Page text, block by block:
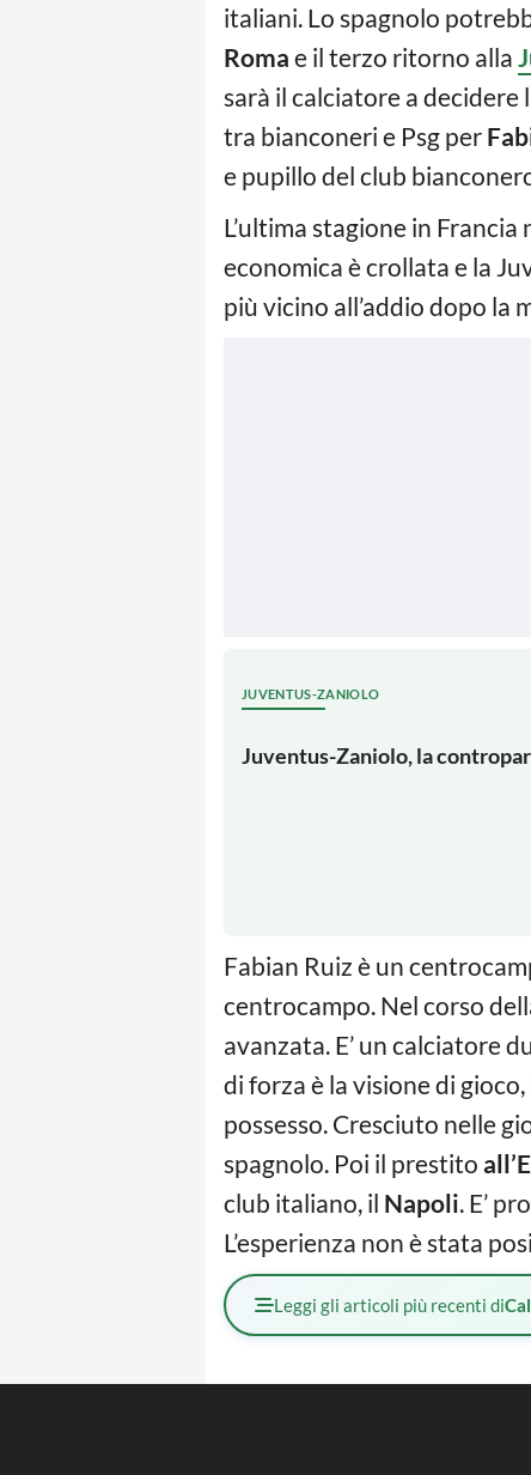
italiani. Lo spagnolo
Roma e il terzo ritorno alla
sarà il calciatore a
tra bianconeri e Psg per
e pupillo del club
L’ultima stagione in
economica è crollata e la
più vicino all’addio dopo la
JUVENTUS-ZANIOLO
Juventus-Zaniolo, la
Fabian Ruiz è un
centrocampo. Nel corso
avanzata. E’ un calciatore
di forza è la visione di
possesso. Cresciuto nelle
spagnolo. Poi il prestito
club italiano, il Napoli. E’
L’esperienza non è stata
Leggi gli articoli più recenti di